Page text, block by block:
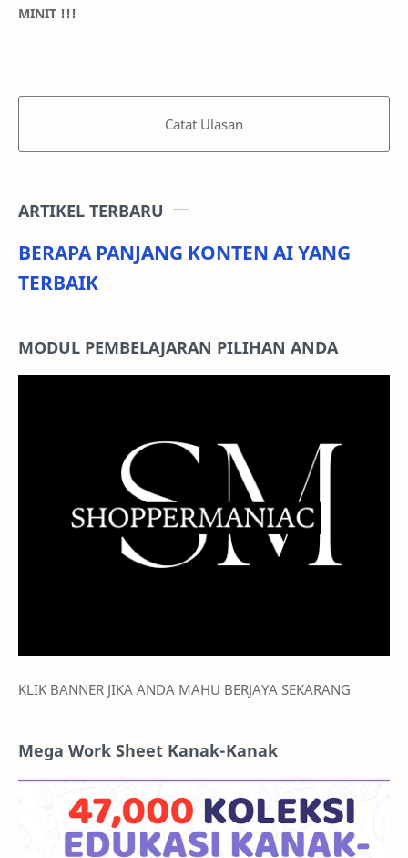
MINIT !!!
Catat Ulasan
ARTIKEL TERBARU
BERAPA PANJANG KONTEN AI YANG
TERBAIK
MODUL PEMBELAJARAN PILIHAN ANDA
KLIK BANNER JIKA ANDA MAHU BERJAYA SEKARANG
Mega Work Sheet Kanak-Kanak